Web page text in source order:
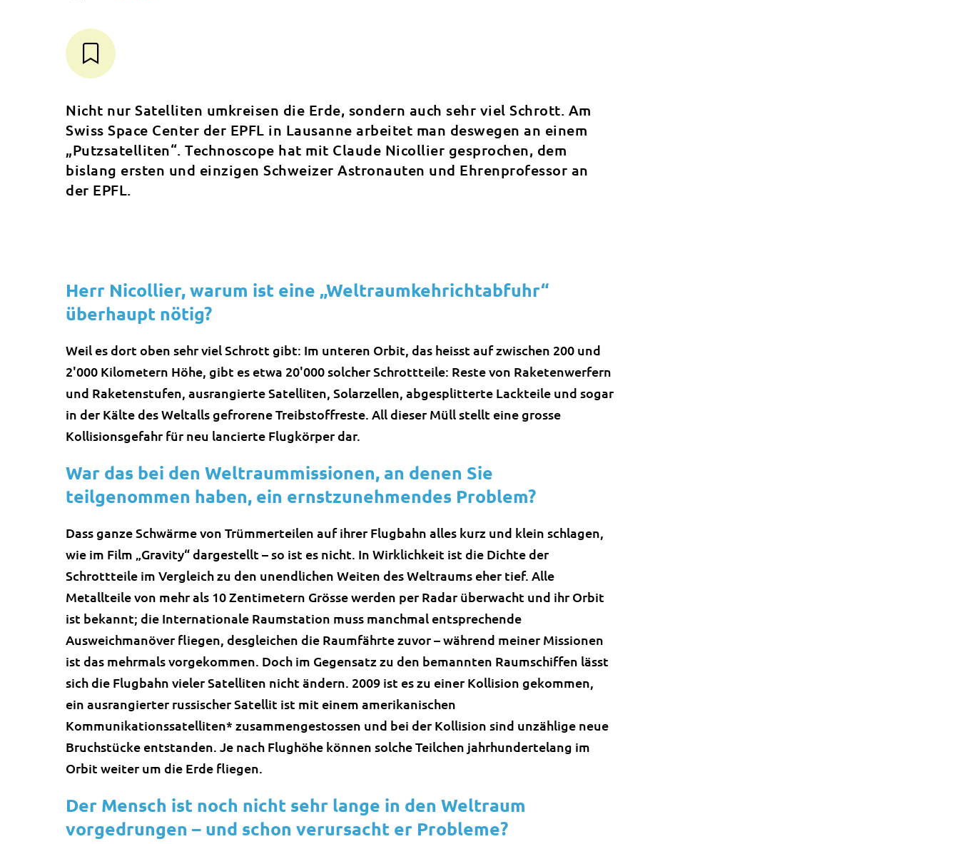
Nicht nur Satelliten umkreisen die Erde, sondern auch sehr viel Schrott. Am
Swiss Space Center der EPFL in Lausanne arbeitet man deswegen an einem
„Putzsatelliten“. Technoscope hat mit Claude Nicollier gesprochen, dem
bislang ersten und einzigen Schweizer Astronauten und Ehrenprofessor an
der EPFL.
Herr Nicollier, warum ist eine „Weltraumkehrichtabfuhr“
überhaupt nötig?
Weil es dort oben sehr viel Schrott gibt: Im unteren Orbit, das heisst auf zwischen 200 und
2'000 Kilometern Höhe, gibt es etwa 20'000 solcher Schrottteile: Reste von Raketenwerfern
und Raketenstufen, ausrangierte Satelliten, Solarzellen, abgesplitterte Lackteile und sogar
in der Kälte des Weltalls gefrorene Treibstoffreste. All dieser Müll stellt eine grosse
Kollisionsgefahr für neu lancierte Flugkörper dar.
War das bei den Weltraummissionen, an denen Sie
teilgenommen haben, ein ernstzunehmendes Problem?
Dass ganze Schwärme von Trümmerteilen auf ihrer Flugbahn alles kurz und klein schlagen,
wie im Film „Gravity“ dargestellt – so ist es nicht. In Wirklichkeit ist die Dichte der
Schrottteile im Vergleich zu den unendlichen Weiten des Weltraums eher tief. Alle
Metallteile von mehr als 10 Zentimetern Grösse werden per Radar überwacht und ihr Orbit
ist bekannt; die Internationale Raumstation muss manchmal entsprechende
Ausweichmanöver fliegen, desgleichen die Raumfährte zuvor – während meiner Missionen
ist das mehrmals vorgekommen. Doch im Gegensatz zu den bemannten Raumschiffen lässt
sich die Flugbahn vieler Satelliten nicht ändern. 2009 ist es zu einer Kollision gekommen,
ein ausrangierter russischer Satellit ist mit einem amerikanischen
Kommunikationssatelliten* zusammengestossen und bei der Kollision sind unzählige neue
Bruchstücke entstanden. Je nach Flughöhe können solche Teilchen jahrhundertelang im
Orbit weiter um die Erde fliegen.
Der Mensch ist noch nicht sehr lange in den Weltraum
vorgedrungen – und schon verursacht er Probleme?